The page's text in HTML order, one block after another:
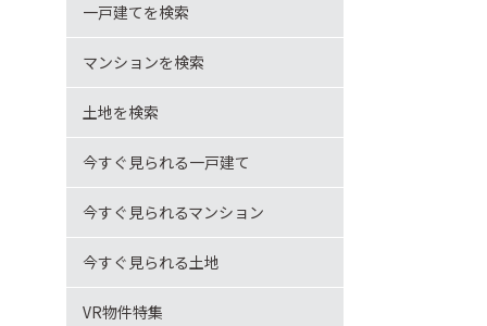
一戸建てを検索
マンションを検索
土地を検索
今すぐ見られる一戸建て
今すぐ見られるマンション
今すぐ見られる土地
VR物件特集